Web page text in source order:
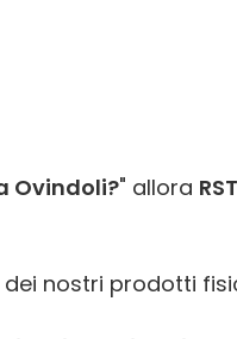
Ovindoli?" allora
nostri prodotti